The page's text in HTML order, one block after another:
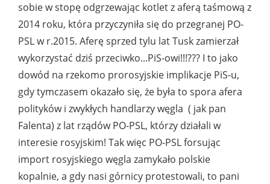
sobie w stopę odgrzewając kotlet z aferą taśmową z
2014 roku, która przyczyniła się do przegranej PO-
PSL w r.2015. Aferę sprzed tylu lat Tusk zamierzał
wykorzystać dziś przeciwko...PiS-owi!!!??? I to jako
dowód na rzekomo prorosyjskie implikacje PiS-u,
gdy tymczasem okazało się, że była to spora afera
polityków i zwykłych handlarzy węgla ( jak pan
Falenta) z lat rządów PO-PSL, którzy działali w
interesie rosyjskim! Tak więc PO-PSL forsując
import rosyjskiego węgla zamykało polskie
kopalnie, a gdy nasi górnicy protestowali, to pani